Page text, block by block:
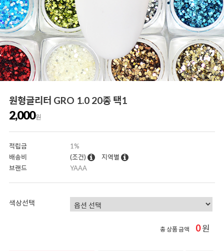
원형글리터 GRO 1.0 20종 택1
2,000원
적립금
1%
배송비
(조건)
지역별
브랜드
YAAA
색상선택
총 상품 금액 0원